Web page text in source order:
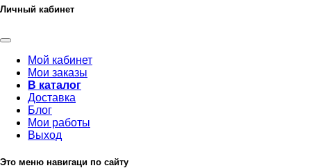
Личный кабинет
Мой кабинет
Мои заказы
В каталог
Доставка
Блог
Мои работы
Выход
Это меню навигаци по сайту